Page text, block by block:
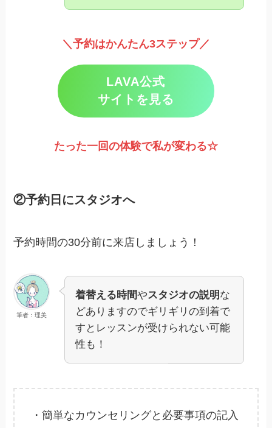
＼予約はかんたん3ステップ／
LAVA公式
サイトを見る
たった一回の体験で私が変わる☆
②予約日にスタジオへ
予約時間の30分前に来店しましょう！
筆者：理美
着替える時間やスタジオの説明な
どありますのでギリギリの到着で
すとレッスンが受けられない可能
性も！
・簡単なカウンセリングと必要事項の記入